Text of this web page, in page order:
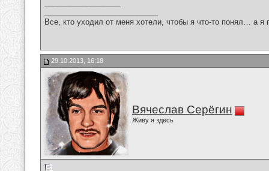
Все, кто уходил от меня хотели, чтобы я что-то понял… а
29.10.2013, 16:18
Вячеслав Серёгин
Живу я здесь